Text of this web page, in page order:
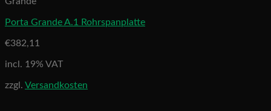
Porta Grande A.1 Rohrspanplatte
€382,11
incl. 19% VAT
zzgl. Versandkosten